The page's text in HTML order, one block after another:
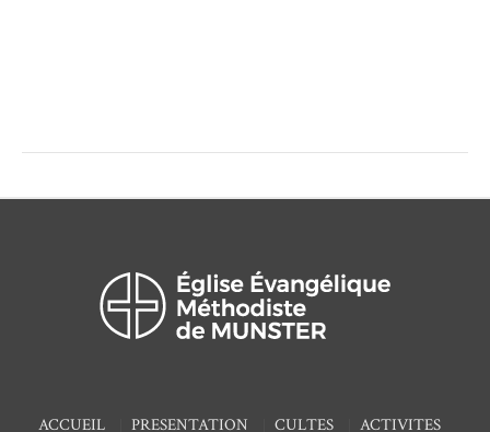
ACCUEIL PRESENTATION CULTES ACTIVITES